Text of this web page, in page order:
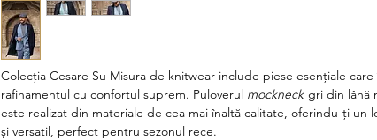
Colecția Cesare Su Misura de knitwear include piese esențiale
rafinamentul cu confortul suprem. Puloverul mockneck gri din lână
este realizat din materiale de cea mai înaltă calitate, oferindu-ți un
și versatil, perfect pentru sezonul rece.